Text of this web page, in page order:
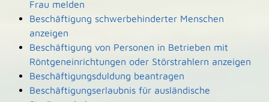
Frau melden
Beschäftigung schwerbehinderter Menschen
anzeigen
Beschäftigung von Personen in Betrieben mit
Röntgeneinrichtungen oder Störstrahlern anzeigen
Beschäftigungsduldung beantragen
Beschäftigungserlaubnis für ausländische